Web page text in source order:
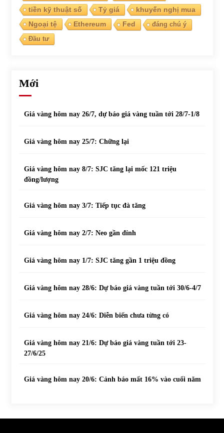
tiền kỹ thuật số
Tỷ giá
khuyến nghị mua
Ngoại tệ
Ethereum Fed
đáng chú ý
Đầu tư
Mới
Giá vàng hôm nay 26/7, dự báo giá vàng tuần tới 28/7-1/8
Giá vàng hôm nay 25/7: Chững lại
Giá vàng hôm nay 8/7: SJC tăng lại mốc 121 triệu
đồng/lượng
Giá vàng hôm nay 3/7: Tiếp tục đà tăng
Giá vàng hôm nay 2/7: Neo gần đỉnh
Giá vàng hôm nay 1/7: SJC tăng gần 1 triệu đồng
Giá vàng hôm nay 28/6: Dự báo giá vàng tuần tới 30/6-4/7
Giá vàng hôm nay 24/6: Diễn biến chưa từng có
Giá vàng hôm nay 21/6: Dự báo giá vàng tuần tới 23-
27/6/25
Giá vàng hôm nay 20/6: Cảnh báo mất 16% vào cuối năm